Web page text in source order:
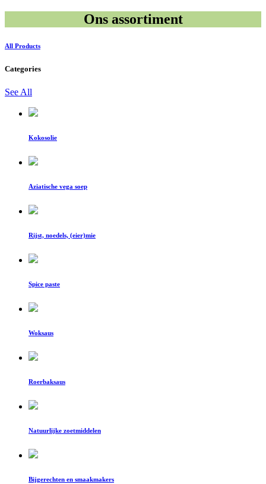
Ons assortiment
All Products
Categories
See All
Kokosolie
Aziatische vega soep
Rijst, noedels, (eier)mie
Spice paste
Woksaus
Roerbaksaus
Natuurlijke zoetmiddelen
Bijgerechten en smaakmakers